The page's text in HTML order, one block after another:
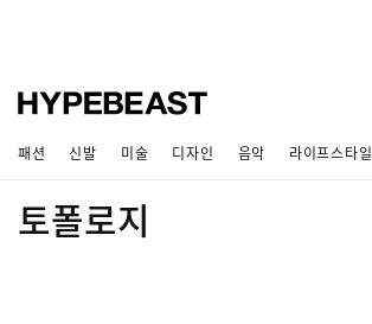
패션 신발 미술 디자인 음악 라이프스타일
토폴로지